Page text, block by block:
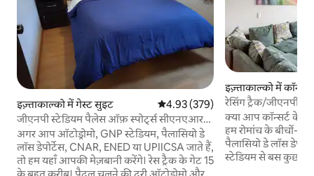
इज़्ताकाल्को में गेस्ट सुइट औसत रेटिंग 5 में से 4.93, 379 समीक्षाएँ
4.93 (379)
जीएनपी स्टेडियम पैलेस ऑफ़ स्पोर्ट्स सीएनएआर
रेसट्रैक यूपीआईआईसीएसए
अगर आप ऑटोड्रोमो, GNP स्टेडियम, पैलासियो डे
लॉस डेपोर्टेस, CNAR, ENED या UPIICSA जाते हैं,
तो हम यहाँ आपकी मेज़बानी करेंगे। रेस ट्रैक के गेट 15
इज़्ताकाल्को में कॉन्डो
रेसिंग ट्रैक/जीएनपी
बेसबॉल
क्या आप कॉन्सर्ट के
हम रोमांच के बीचों-
पैलासियो डे लॉस
स्टेडियम से बस कुछ ही कदम दूर।